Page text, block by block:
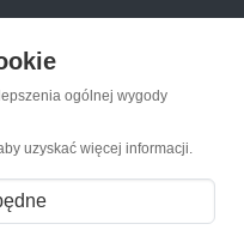
ogólnej wygody
uzyskać więcej informacji.